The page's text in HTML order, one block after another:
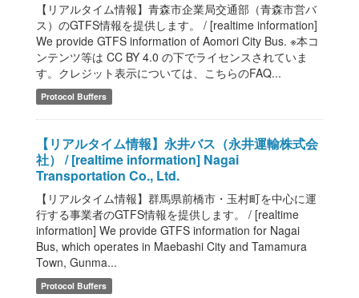
【リアルタイム情報】青森市企業局交通部（青森市営バ
ス）のGTFS情報を提供します。 / [realtime information]
We provide GTFS information of Aomori City Bus. ※本コ
ンテンツ等は CC BY 4.0 の下でライセンスされていま
す。クレジット表示については、こちらのFAQ...
Protocol Buffers
【リアルタイム情報】永井バス（永井運輸株式会
社） / [realtime information] Nagai
Transportation Co., Ltd.
【リアルタイム情報】群馬県前橋市・玉村町を中心に運
行する事業者のGTFS情報を提供します。 / [realtime
information] We provide GTFS information for Nagai
Bus, which operates in Maebashi City and Tamamura
Town, Gunma...
Protocol Buffers